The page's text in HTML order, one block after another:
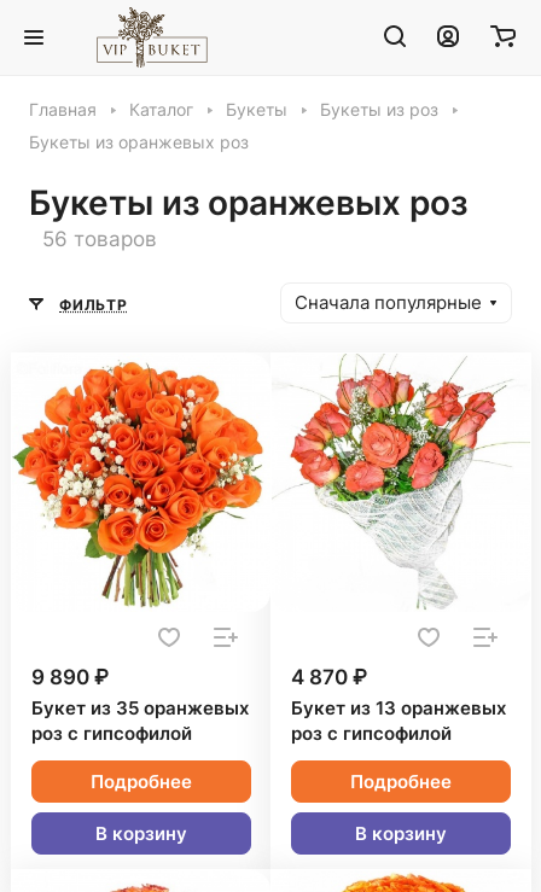
Главная Каталог Букеты
Букеты из роз
Букеты из оранжевых роз
Букеты из оранжевых роз
56 товаров
ФИЛЬТР Сначала популярные
9 890 ₽
Букет из 35 оранжевых
роз с гипсофилой
Подробнее
В корзину
4 870 ₽
Букет из 13 оранжевых
роз с гипсофилой
Подробнее
В корзину